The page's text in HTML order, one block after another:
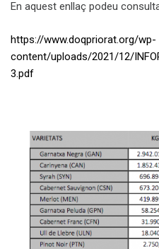
En aquest enllaç podeu
https://www.doqpriorat.org/wp-
content/uploads/2021/12/
3.pdf